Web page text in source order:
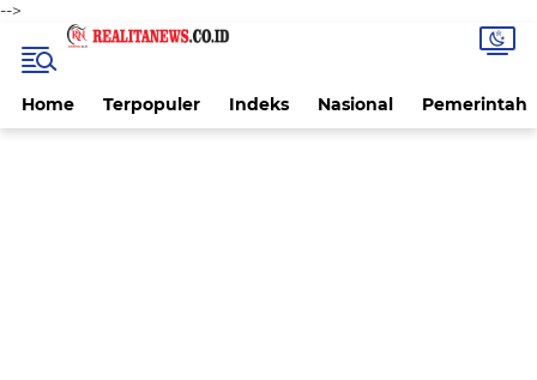
-->
Home Terpopuler Indeks Nasional Pemerintah